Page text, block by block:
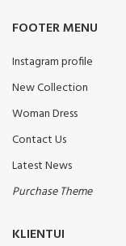
FOOTER MENU
Instagram profile
New Collection
Woman Dress
Contact Us
Latest News
Purchase Theme
KLIENTUI